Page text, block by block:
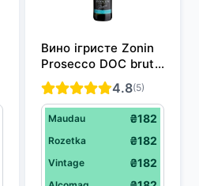
Вино ігристе Zonin
Prosecco DOC brut
біле сухе 0.2 л 11%
4.8(5)
Maudau ₴182
Rozetka ₴182
Vintage ₴182